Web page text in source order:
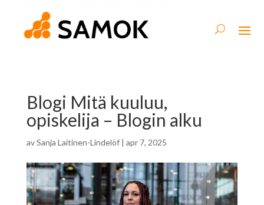
Blogi Mitä kuuluu,
opiskelija – Blogin alku
avSanja Laitinen-Lindelöf| apr 7, 2025